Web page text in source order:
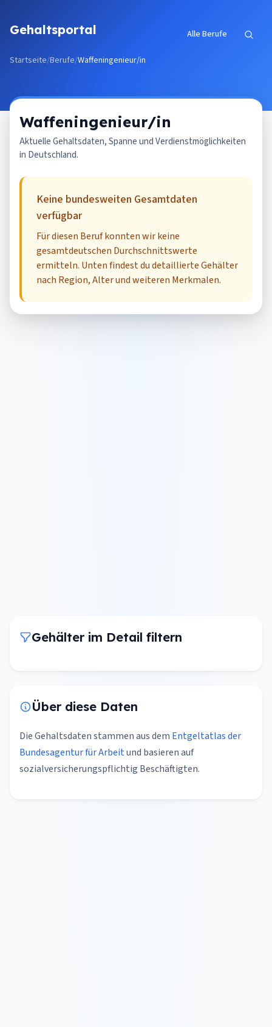
Gehaltsportal Alle Berufe
Startseite/Berufe/Waffeningenieur/in
Waffeningenieur/in
Aktuelle Gehaltsdaten, Spanne und Verdienstmöglichkeiten
in Deutschland.
Keine bundesweiten Gesamtdaten
verfügbar
Für diesen Beruf konnten wir keine
gesamtdeutschen Durchschnittswerte
ermitteln. Unten findest du detaillierte Gehälter
nach Region, Alter und weiteren Merkmalen.
Gehälter im Detail filtern
Über diese Daten
Die Gehaltsdaten stammen aus dem Entgeltatlas der
Bundesagentur für Arbeitund basieren auf
sozialversicherungspflichtig Beschäftigten.